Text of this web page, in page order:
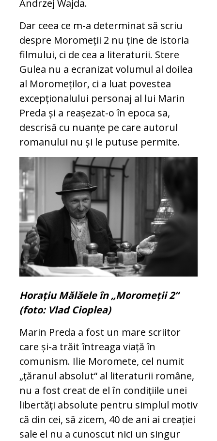
Andrzej Wajda.
Dar ceea ce m-a determinat să scriu
despre Moromeții 2 nu ține de istoria
filmului, ci de cea a literaturii. Stere
Gulea nu a ecranizat volumul al doilea
al Moromeților, ci a luat povestea
excepționalului personaj al lui Marin
Preda și a reașezat-o în epoca sa,
descrisă cu nuanțe pe care autorul
romanului nu și le putuse permite.
Horațiu Mălăele în „Moromeții 2“
(foto: Vlad Cioplea)
Marin Preda a fost un mare scriitor
care și-a trăit întreaga viață în
comunism. Ilie Moromete, cel numit
„țăranul absolut“ al literaturii române,
nu a fost creat de el în condițiile unei
libertăți absolute pentru simplul motiv
că din cei, să zicem, 40 de ani ai creației
sale el nu a cunoscut nici un singur